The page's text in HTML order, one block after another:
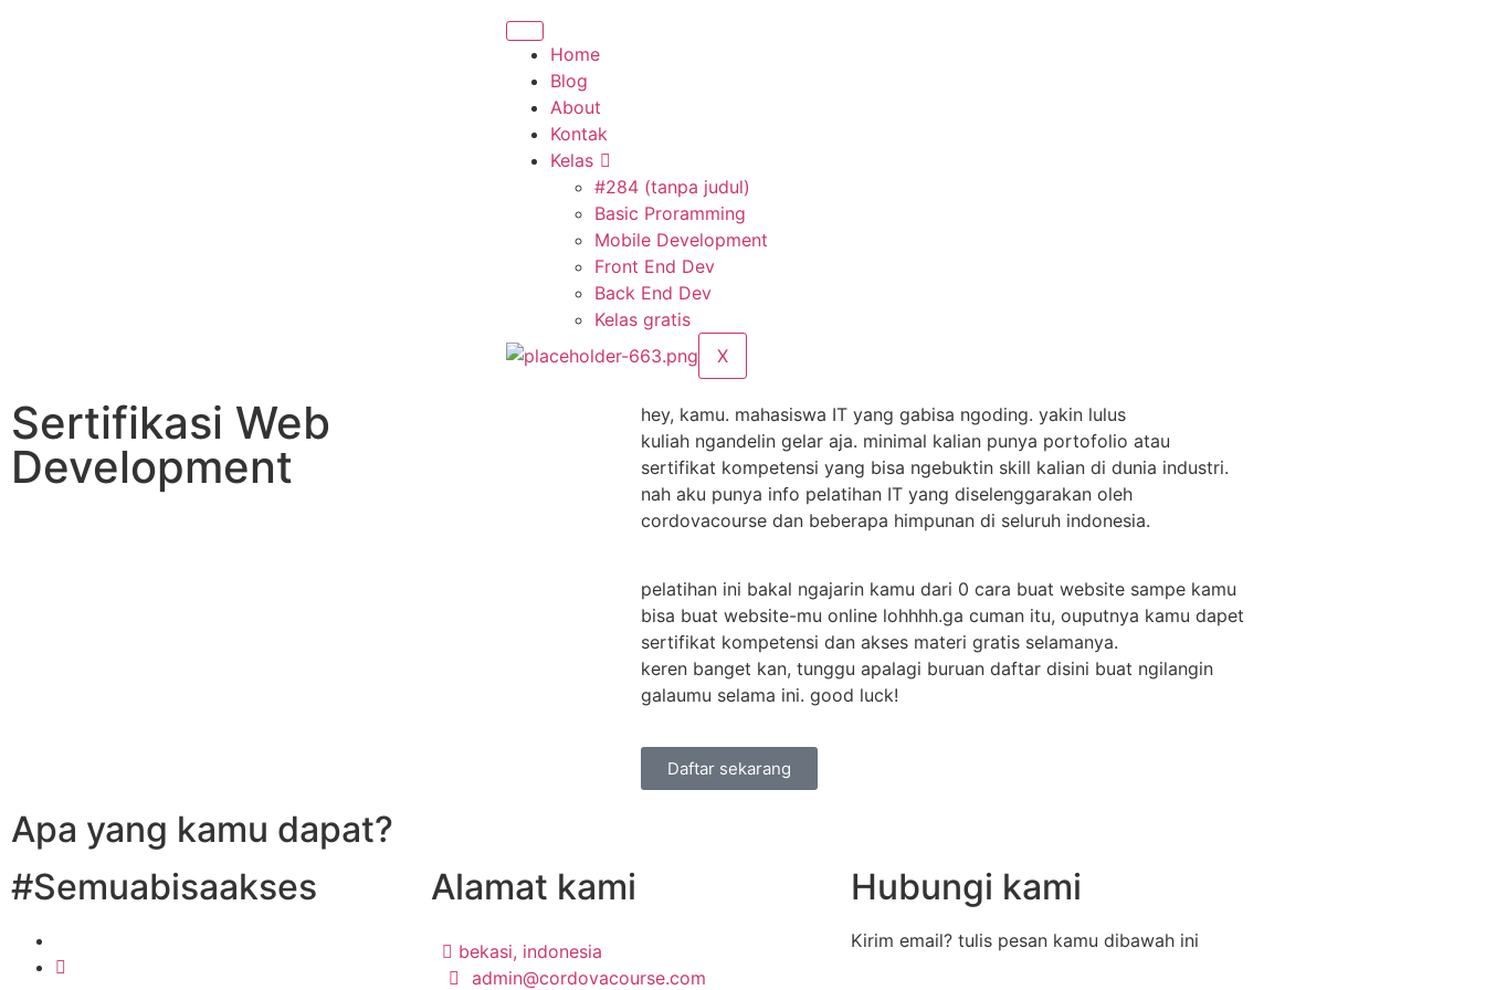
Home
Blog
About
Kontak
Kelas
#284 (tanpa judul)
Basic Proramming
Mobile Development
Front End Dev
Back End Dev
Kelas gratis
X
Sertifikasi Web
Development
hey, kamu. mahasiswa IT yang gabisa ngoding. yakin lulus
kuliah ngandelin gelar aja. minimal kalian punya portofolio atau
sertifikat kompetensi yang bisa ngebuktin skill kalian di dunia industri.
nah aku punya info pelatihan IT yang diselenggarakan oleh
cordovacourse dan beberapa himpunan di seluruh indonesia.
pelatihan ini bakal ngajarin kamu dari 0 cara buat website sampe kamu
bisa buat website-mu online lohhhh.ga cuman itu, ouputnya kamu dapet
sertifikat kompetensi dan akses materi gratis selamanya.
keren banget kan, tunggu apalagi buruan daftar disini buat ngilangin
galaumu selama ini. good luck!
Daftar sekarang
Apa yang kamu dapat?
#Semuabisaakses
Alamat kami
bekasi, indonesia
admin@cordovacourse.com
Hubungi kami
Kirim email? tulis pesan kamu dibawah ini